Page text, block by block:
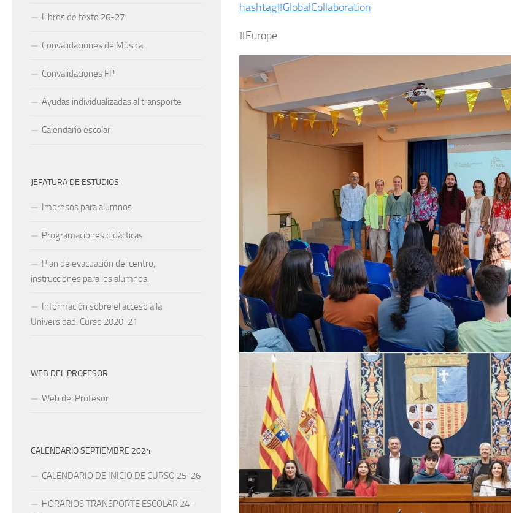
hashtag#GlobalCollaboration
#Europe
Libros de texto 26-27
Convalidaciones de Música
Convalidaciones FP
Ayudas individualizadas al transporte
Calendario escolar
JEFATURA DE ESTUDIOS
Impresos para alumnos
Programaciones didácticas
Plan de evacuación del centro,
instrucciones para los alumnos.
Información sobre el acceso a la
Universidad. Curso 2020-21
WEB DEL PROFESOR
Web del Profesor
CALENDARIO SEPTIEMBRE 2024
CALENDARIO DE INICIO DE CURSO 25-26
HORARIOS TRANSPORTE ESCOLAR 24-